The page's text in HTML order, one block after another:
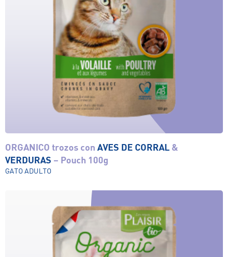
Ver el producto
ORGANICO trozos con AVES DE CORRAL &
VERDURAS – Pouch 100g
GATO ADULTO